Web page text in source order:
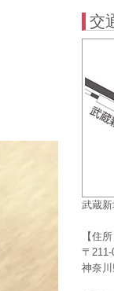
交
武蔵
【住
〒211-
神奈